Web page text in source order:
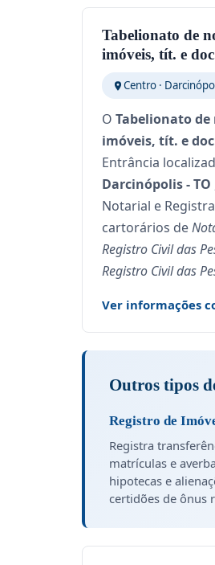
Tabelionato de
imóveis, tít. e
Centro ·
O Tabelionato
imóveis, tít. e
Entrância
Darcinópolis - TO
Notarial e
cartorários de
Registro Civil das
Registro Civil das
Ver informações
Outros tipos
Registro de
Registra
matrículas e
hipotecas e
certidões de ônus